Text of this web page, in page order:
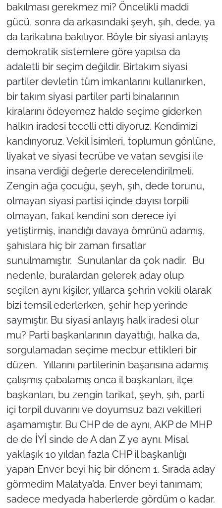
bakılması gerekmez mi? Öncelikli maddi
gücü, sonra da arkasındaki şeyh, şıh, dede, ya
da tarikatına bakılıyor. Böyle bir siyasi anlayış
demokratik sistemlere göre yapılsa da
adaletli bir seçim değildir. Birtakım siyasi
partiler devletin tüm imkanlarını kullanırken,
bir takım siyasi partiler parti binalarının
kiralarını ödeyemez halde seçime giderken
halkın iradesi tecelli etti diyoruz. Kendimizi
kandırıyoruz. Vekil İsimleri, toplumun gönlüne,
liyakat ve siyasi tecrübe ve vatan sevgisi ile
insana verdiği değerle derecelendirilmeli.
Zengin ağa çocuğu, şeyh, şıh, dede torunu,
olmayan siyasi partisi içinde dayısı torpili
olmayan, fakat kendini son derece iyi
yetiştirmiş, inandığı davaya ömrünü adamış,
şahıslara hiç bir zaman fırsatlar
sunulmamıştır. Sunulanlar da çok nadir. Bu
nedenle, buralardan gelerek aday olup
seçilen aynı kişiler, yıllarca şehrin vekili olarak
bizi temsil ederlerken, şehir hep yerinde
saymıştır. Bu siyasi anlayış halk iradesi olur
mu? Parti başkanlarının dayattığı, halka da,
sorgulamadan seçime mecbur ettikleri bir
düzen. Yıllarını partilerinin başarısına adamış
çalışmış çabalamış onca il başkanları, ilçe
başkanları, bu zengin tarikat, şeyh, şıh, parti
içi torpil duvarını ve doyumsuz bazı vekilleri
aşamamıştır. Bu CHP de de aynı, AKP de MHP
de de İYİ sinde de A dan Z ye aynı. Misal
yaklaşık 10 yıldan fazla CHP il başkanlığı
yapan Enver beyi hiç bir dönem 1. Sırada aday
görmedim Malatya’da. Enver beyi tanımam;
sadece medyada haberlerde gördüm o kadar.